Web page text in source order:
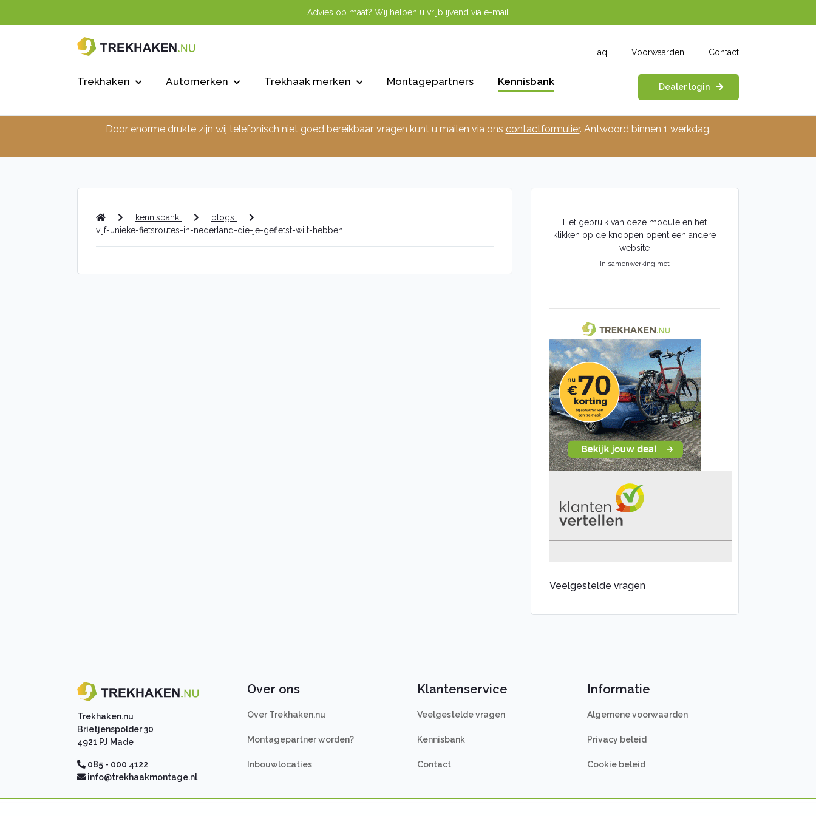
Advies op maat? Wij helpen u vrijblijvend via e-mail
Faq Voorwaarden Contact
Trekhaken Automerken Trekhaak merken Montagepartners Kennisbank Dealer login
Door enorme drukte zijn wij telefonisch niet goed bereikbaar, vragen kunt u mailen via ons contactformulier. Antwoord binnen 1 werkdag.
kennisbank
blogs
vijf-unieke-fietsroutes-in-nederland-die-je-gefietst-wilt-hebben
Het gebruik van deze module en het
klikken op de knoppen opent een andere
website
In samenwerking met
Veelgestelde vragen
Trekhaken.nu
Brietjenspolder 30
4921 PJ Made
085 - 000 4122
info@trekhaakmontage.nl
Over ons
Over Trekhaken.nu
Montagepartner worden?
Inbouwlocaties
Klantenservice
Veelgestelde vragen
Kennisbank
Contact
Informatie
Algemene voorwaarden
Privacy beleid
Cookie beleid